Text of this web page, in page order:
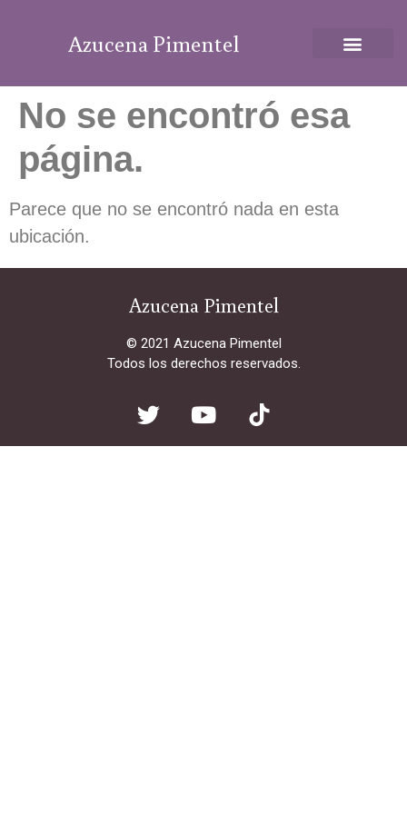
Azucena Pimentel
No se encontró esa
página.
Parece que no se encontró nada en esta
ubicación.
Azucena Pimentel
© 2021 Azucena Pimentel
Todos los derechos reservados.